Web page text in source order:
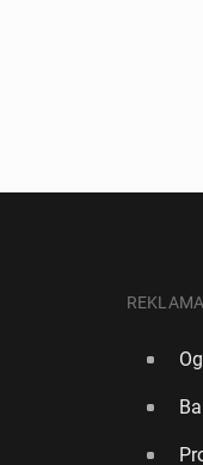
Naj­mniej
REKLAMA